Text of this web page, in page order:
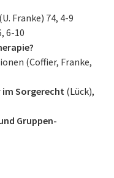
Franke) 74, 4-9
6-10
(Coffier, Franke,
im Sorgerecht (Lück),
Gruppen-